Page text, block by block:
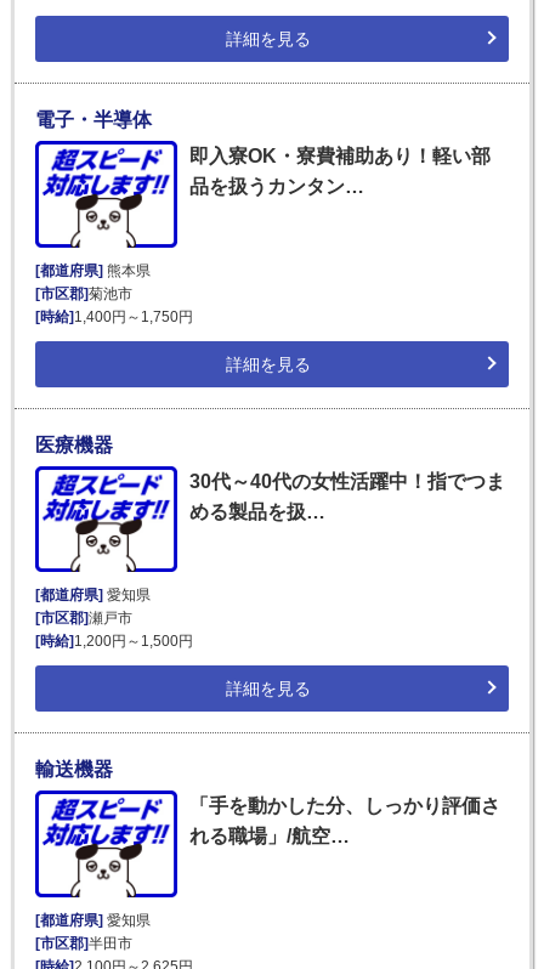
詳細を見る
電子・半導体
即入寮OK・寮費補助あり！軽い部
品を扱うカンタン…
[都道府県]熊本県
[市区郡]菊池市
[時給]1,400円～1,750円
詳細を見る
医療機器
30代～40代の女性活躍中！指でつま
める製品を扱…
[都道府県] 愛知県
[市区郡]瀬戸市
[時給] 1,200円～1,500円
詳細を見る
輸送機器
「手を動かした分、しっかり評価さ
れる職場」/航空…
[都道府県] 愛知県
[市区郡]半田市